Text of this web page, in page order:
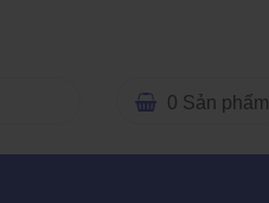
0 Sản phẩm